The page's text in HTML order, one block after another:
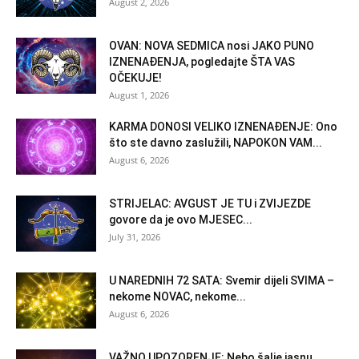
OVAN: NOVA SEDMICA nosi JAKO PUNO
IZNENAĐENJA, pogledajte ŠTA VAS
OČEKUJE!
August 1, 2026
KARMA DONOSI VELIKO IZNENAĐENJE: Ono
što ste davno zaslužili, NAPOKON VAM...
August 6, 2026
STRIJELAC: AVGUST JE TU i ZVIJEZDE
govore da je ovo MJESEC...
July 31, 2026
U NAREDNIH 72 SATA: Svemir dijeli SVIMA –
nekome NOVAC, nekome...
August 6, 2026